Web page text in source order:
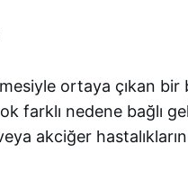
ortaya çıkan
farklı nedene bağlı
akciğer